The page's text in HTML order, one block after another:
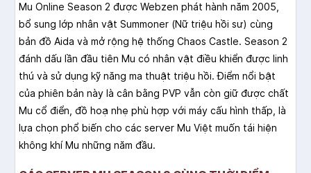
Mu Online Season 2 được Webzen phát hành năm 2005,
bổ sung lớp nhân vật Summoner (Nữ triệu hồi sư) cùng
bản đồ Aida và mở rộng hệ thống Chaos Castle. Season 2
đánh dấu lần đầu tiên Mu có nhân vật điều khiển được linh
thú và sử dụng kỹ năng ma thuật triệu hồi. Điểm nổi bật
của phiên bản này là cân bằng PVP vẫn còn giữ được chất
Mu cổ điển, đồ hoạ nhẹ phù hợp với máy cấu hình thấp, là
lựa chọn phổ biến cho các server Mu Việt muốn tái hiện
không khí Mu những năm đầu.